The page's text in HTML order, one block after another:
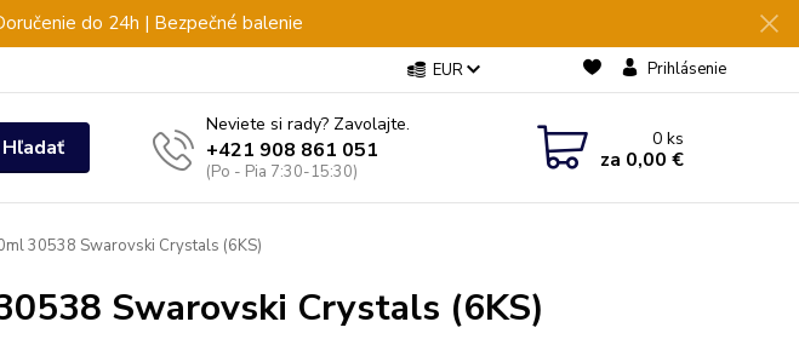
do 24h | Bezpečné balenie
EUR Prihlásenie
Hľadať
Neviete si rady? Zavolajte.
+421 908 861 051
(Po - Pia 7:30-15:30)
0ks
za 0,00 €
30538 Swarovski Crystals (6KS)
Swarovski Crystals (6KS)